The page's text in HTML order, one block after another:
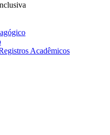
Acadêmicos